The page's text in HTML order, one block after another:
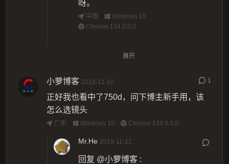
呀。
中国
Windows 10
Chrome 134.0.0.0
2026-01-11
您可能还会对这些文章感兴趣！ 就这
么推荐进来了~
展开
小萝博客 2018-11-10 1
正好我也看中了750d，问下博主新手用，该
怎么选镜头
广东 Windows 10 Chrome 134.0.0.0
Mr.He 2018-11-12
回复 @小萝博客 :